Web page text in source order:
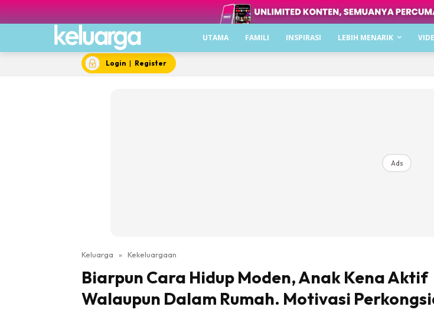
UTAMA FAMILI INSPIRASI LEBIH MENARIK
Login | Register
Ads
Keluarga » Kekeluargaan
Biarpun Cara Hidup Moden, Anak Kena Aktif
Walaupun Dalam Rumah. Motivasi